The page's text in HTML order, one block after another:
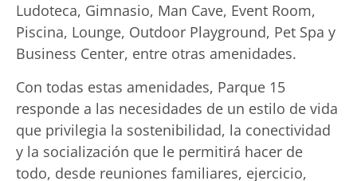
Ludoteca, Gimnasio, Man Cave, Event Room,
Piscina, Lounge, Outdoor Playground, Pet Spa y
Business Center, entre otras amenidades.
Con todas estas amenidades, Parque 15
responde a las necesidades de un estilo de vida
que privilegia la sostenibilidad, la conectividad
y la socialización que le permitirá hacer de
todo, desde reuniones familiares, ejercicio,